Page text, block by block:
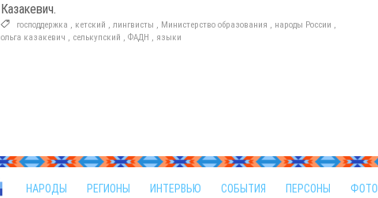
Казакевич.
господдержка , кетский ,лингвисты , Министерство образования , народы России ,
ольга казакевич , селькупский ,ФАДН , языки
НАРОДЫ РЕГИОНЫ ИНТЕРВЬЮ СОБЫТИЯ ПЕРСОНЫ ФОТО